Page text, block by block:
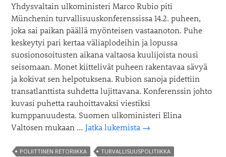
Yhdysvaltain ulkoministeri Marco Rubio piti
Münchenin turvallisuuskonferenssissa 14.2. puheen,
joka sai paikan päällä myönteisen vastaanoton. Puhe
keskeytyi pari kertaa väliaplodeihin ja lopussa
suosionosoitusten aikana valtaosa kuulijoista nousi
seisomaan. Monet kiittelivät puheen rakentavaa sävyä
ja kokivat sen helpotuksena. Rubion sanoja pidettiin
transatlanttista suhdetta lujittavana. Konferenssin johto
kuvasi puhetta rauhoittavaksi viestiksi
kumppanuudesta. Suomen ulkoministeri Elina
Valtosen mukaan …Jatka lukemista Marco
puhe
→
POLIITTINEN RETORIIKKA
TURVALLISUUSPOLITIIKKA